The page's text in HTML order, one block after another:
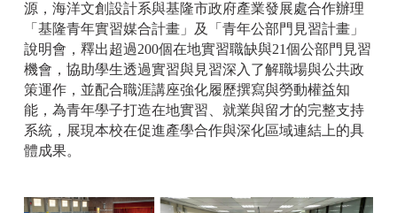
源，海洋文創設計系與基隆市政府產業發展處合作辦理
「基隆青年實習媒合計畫」及「青年公部門見習計畫」
說明會，釋出超過200個在地實習職缺與21個公部門見習
機會，協助學生透過實習與見習深入了解職場與公共政
策運作，並配合職涯講座強化履歷撰寫與勞動權益知
能，為青年學子打造在地實習、就業與留才的完整支持
系統，展現本校在促進產學合作與深化區域連結上的具
體成果。